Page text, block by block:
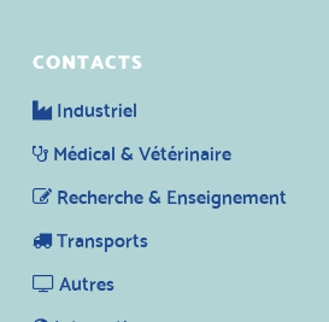
CONTACTS
Industriel
Médical & Vétérinaire
Recherche & Enseignement
Transports
Autres